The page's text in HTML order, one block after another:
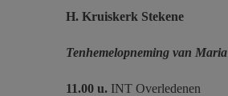
H. Kruiskerk Stekene
Tenhemelopneming van Maria
11.00 u. INT Overledenen